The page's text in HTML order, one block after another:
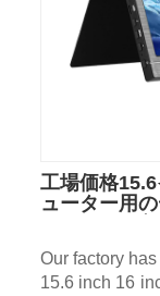
工場価格
ューター用
Our factory
15.6 inch 16